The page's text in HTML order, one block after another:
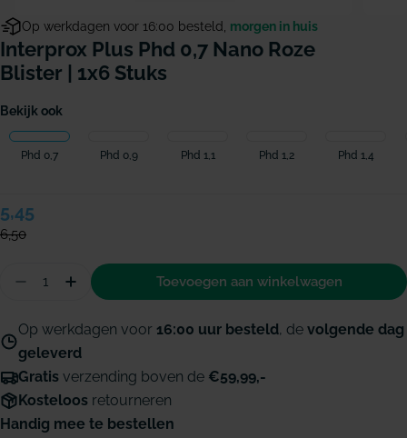
Op werkdagen voor 16:00 besteld, morgen in huis
Interprox Plus Phd 0,7 Nano Roze
Blister | 1x6 Stuks
Bekijk ook
Phd 0,7 Phd 0,9 Phd 1,1 Phd 1,2 Phd 1,4
Verkoopprijs
5,45
Normale
prijs
6,50
Hoeveelheid
Aantal verminderen voor Interprox Plus PHD 0,7
Hoeveelheid verhogen voor Interprox Plus
Toevoegen aan winkelwagen
Op werkdagen voor 16:00 uur besteld, de volgende dag
geleverd
Gratis verzending boven de €59,99,-
Kosteloos retourneren
Handig mee te bestellen